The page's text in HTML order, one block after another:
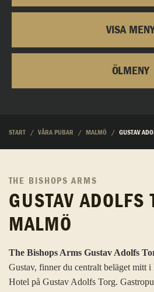
VISA
ÖLMENY
START VÅRA PUBAR MALMÖ GUSTAV
THE BISHOPS ARMS
GUSTAV ADOLFS
MALMÖ
The Bishops Arms Gustav Adolfs
Gustav, finner du centralt beläget mitt
Hotel på Gustav Adolfs Torg.